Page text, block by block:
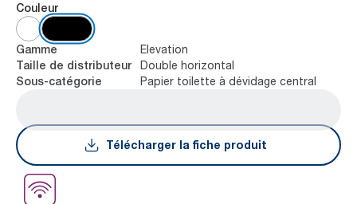
Couleur
Gamme Elevation
Taille de distributeur Double horizontal
Sous-catégorie Papier toilette à dévidage central
Télécharger la fiche produit